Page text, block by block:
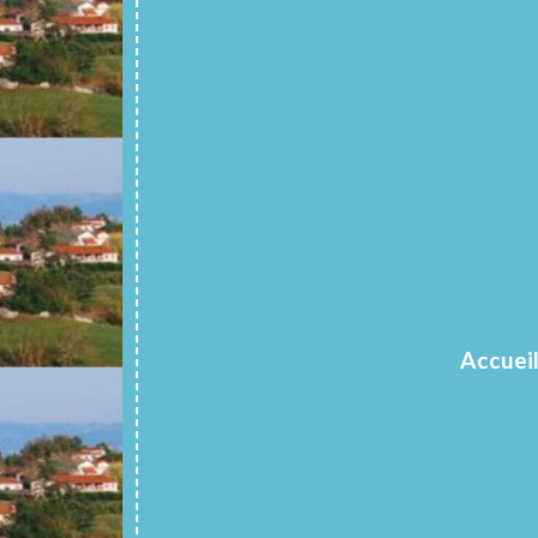
Accueil